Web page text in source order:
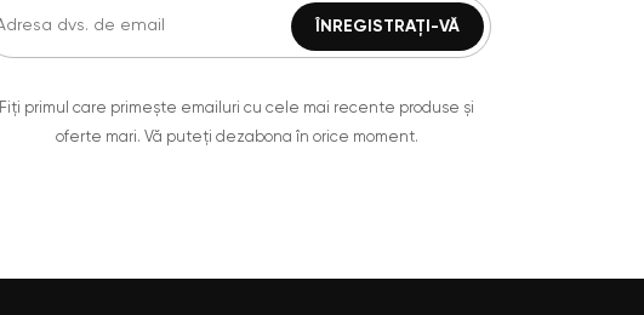
Fiți primul care primește emailuri cu cele mai recente produse și
oferte mari. Vă puteți dezabona în orice moment.